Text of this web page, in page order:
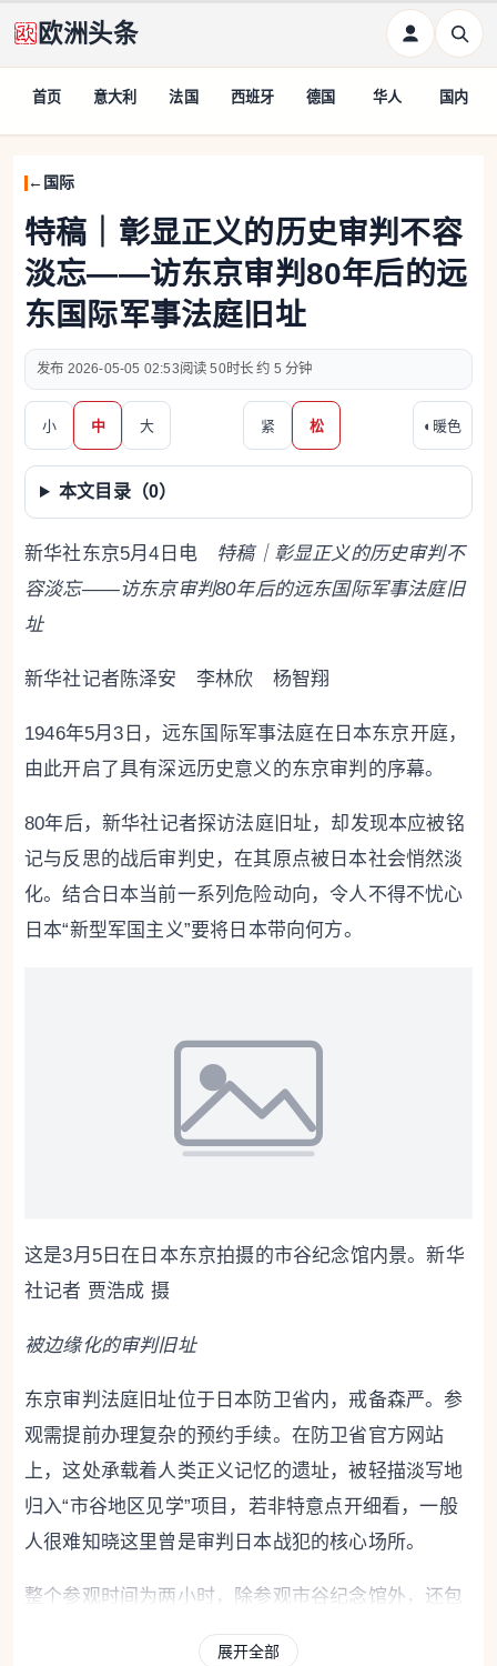
欧洲头条
首页 意大利 法国 西班牙 德国 华人 国内
国际
特稿｜彰显正义的历史审判不容
淡忘——访东京审判80年后的远
东国际军事法庭旧址
2026-05-05 02:53 50 约 5 分钟
小 中 大 紧 松 ◐ 暖色
本文目录（0）
新华社东京5月4日电 特稿｜彰显正义的历史审判不
容淡忘——访东京审判80年后的远东国际军事法庭旧
址
新华社记者陈泽安 李林欣 杨智翔
1946年5月3日，远东国际军事法庭在日本东京开庭，
由此开启了具有深远历史意义的东京审判的序幕。
80年后，新华社记者探访法庭旧址，却发现本应被铭
记与反思的战后审判史，在其原点被日本社会悄然淡
化。结合日本当前一系列危险动向，令人不得不忧心
日本“新型军国主义”要将日本带向何方。
这是3月5日在日本东京拍摄的市谷纪念馆内景。新华
社记者 贾浩成 摄
被边缘化的审判旧址
东京审判法庭旧址位于日本防卫省内，戒备森严。参
观需提前办理复杂的预约手续。在防卫省官方网站
上，这处承载着人类正义记忆的遗址，被轻描淡写地
归入“市谷地区见学”项目，若非特意点开细看，一般
人很难知晓这里曾是审判日本战犯的核心场所。
整个参观时间为两小时，除参观市谷纪念馆外，还包
括防卫省宣传介绍及最后的自卫队纪念品商店停留时
展开全部